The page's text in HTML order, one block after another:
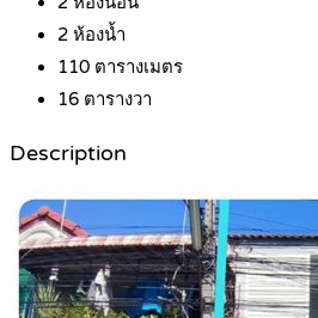
2 ห้องน้ำ
110 ตารางเมตร
16 ตารางวา
Description